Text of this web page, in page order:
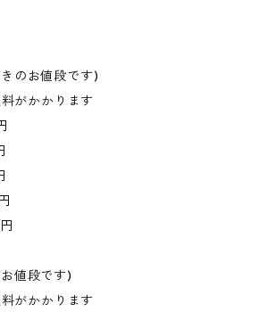
のお値段です)
がかかります
値段です)
がかかります